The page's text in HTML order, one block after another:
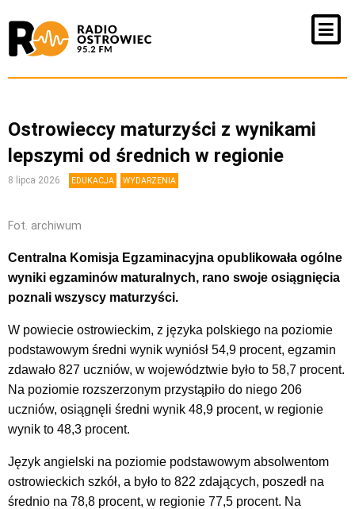
Ostrowieccy maturzyści z wynikami
lepszymi od średnich w regionie
8 lipca 2026 EDUKACJA WYDARZENIA
Fot. archiwum
Centralna Komisja Egzaminacyjna opublikowała ogólne
wyniki egzaminów maturalnych, rano swoje osiągnięcia
poznali wszyscy maturzyści.
W powiecie ostrowieckim, z języka polskiego na poziomie
podstawowym średni wynik wyniósł 54,9 procent, egzamin
zdawało 827 uczniów, w województwie było to 58,7 procent.
Na poziomie rozszerzonym przystąpiło do niego 206
uczniów, osiągnęli średni wynik 48,9 procent, w regionie
wynik to 48,3 procent.
Język angielski na poziomie podstawowym absolwentom
ostrowieckich szkół, a było to 822 zdających, poszedł na
średnio na 78,8 procent, w regionie 77,5 procent. Na